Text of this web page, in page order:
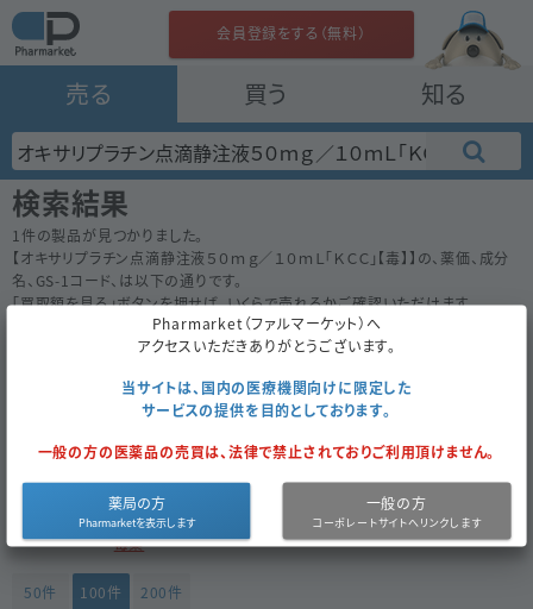
売る 買う 知る
会員登録をする（無料）
検索結果
1件の製品が見つかりました。
【オキサリプラチン点滴静注液５０ｍｇ／１０ｍＬ「ＫＣＣ」【毒】 】の、薬価、成分
名、GS-1コード、は以下の通りです。
「買取額を見る」ボタンを押せば、いくらで売れるかご確認いただけます。
200件
オキサリプラチン点滴静注液５０ｍｇ／１０ｍＬ「ＫＣＣ」
1瓶（1瓶×1）
経過措置
2022年3月まで
毒薬
買取対象外
50件 100件 200件
Pharmarket（ファルマーケット）へ
アクセスいただきありがとうございます。
当サイトは、国内の医療機関向けに限定した
サービスの提供を目的としております。
一般の方の医薬品の売買は、法律で禁止されておりご利用頂けません。
薬局の方 一般の方